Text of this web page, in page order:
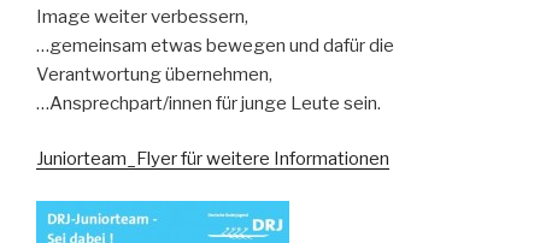
Image weiter verbessern,
…gemeinsam etwas bewegen und dafür die
Verantwortung übernehmen,
…Ansprechpart/innen für junge Leute sein.
Juniorteam_Flyer für weitere Informationen